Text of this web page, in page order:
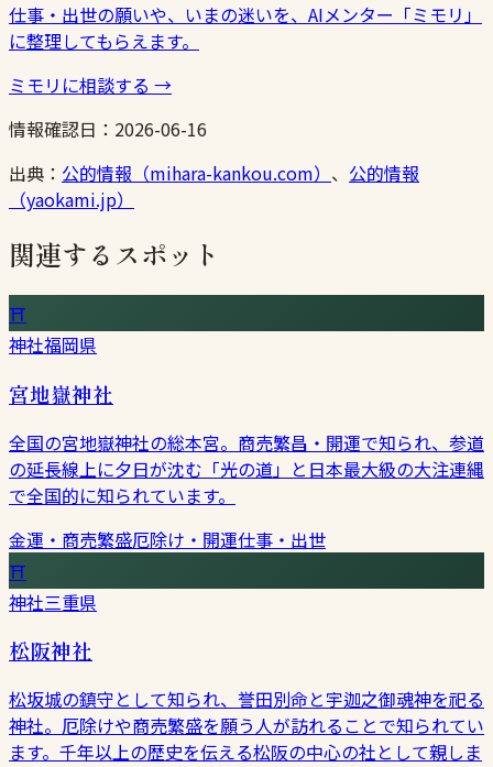
仕事・出世の願いや、いまの迷いを、AIメンター「ミモリ」
に整理してもらえます。
ミモリに相談する →
情報確認日： 2026-06-16
出典： 公的情報（mihara-kankou.com） 、 公的情報
（yaokami.jp）
関連するスポット
⛩
神社福岡県
宮地嶽神社
全国の宮地嶽神社の総本宮。商売繁昌・開運で知られ、参道
の延長線上に夕日が沈む「光の道」と日本最大級の大注連縄
で全国的に知られています。
金運・商売繁盛厄除け・開運仕事・出世
⛩
神社三重県
松阪神社
松坂城の鎮守として知られ、誉田別命と宇迦之御魂神を祀る
神社。厄除けや商売繁盛を願う人が訪れることで知られてい
ます。千年以上の歴史を伝える松阪の中心の社として親しま